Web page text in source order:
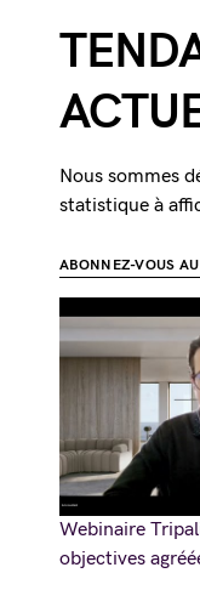
Nous sommes
statistique à
ABONNEZ-VOUS
Webinaire
objectives